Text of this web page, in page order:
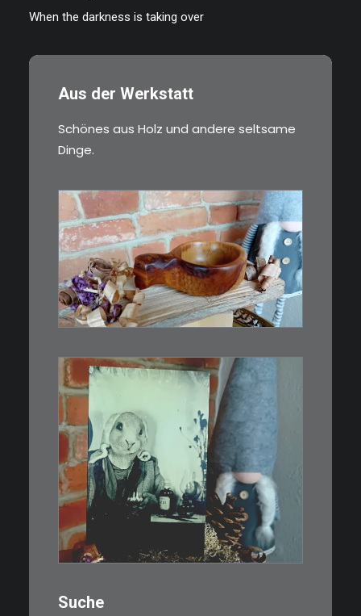
When the darkness is taking over
Aus der Werkstatt
Schönes aus Holz und andere seltsame
Dinge.
€15,00
Ein Holzbecher im Wikinger-Stil.
Inspiriert…
€3,00
Limitierte Auflage. Original:
Abzug von…
Suche